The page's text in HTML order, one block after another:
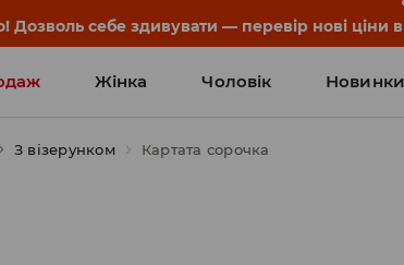
ДНЯ 🛍️ Купон та деталі акції знайдеш у
Жінка Чоловік Новинки
З візерунком Картата сорочка